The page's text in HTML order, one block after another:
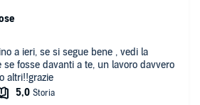
a ieri, se si segue bene , vedi la
se fosse davanti a te, un lavoro davvero
altri!!grazie